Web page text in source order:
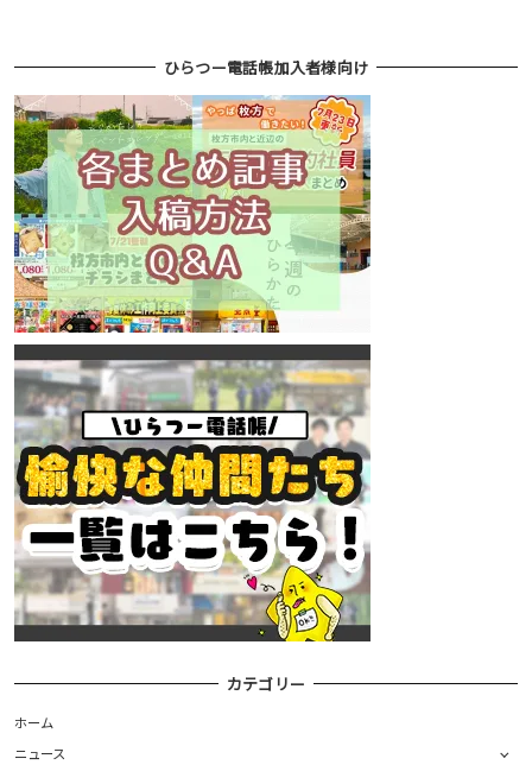
ひらつー電話帳加入者様向け
カテゴリー
ホーム
ニュース